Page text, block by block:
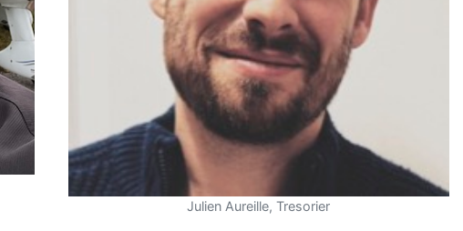
Julien Aureille, Tresorier